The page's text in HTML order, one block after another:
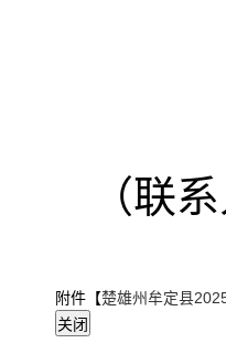
（联
附件【楚雄州牟定县